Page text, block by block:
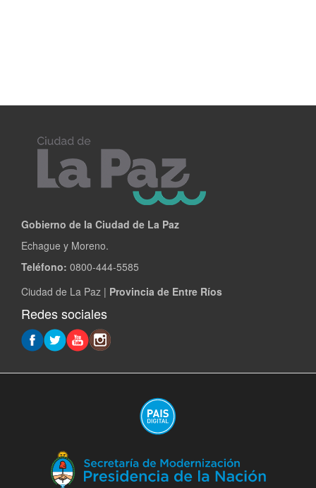
Gobierno de la Ciudad de La Paz
Echague y Moreno.
Teléfono: 0800-444-5585
Ciudad de La Paz | Provincia de Entre Ríos
Redes sociales